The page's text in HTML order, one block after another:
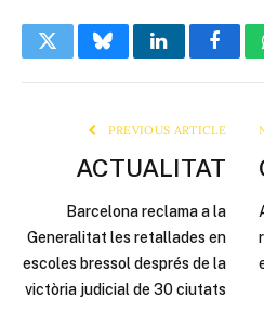
TwitterBlueskyLinkedIn
PREVIOUS ARTICLE
ACTUALITAT
Barcelona reclama a la
Generalitat les retallades en
escoles bressol després de la
victòria judicial de 30 ciutats